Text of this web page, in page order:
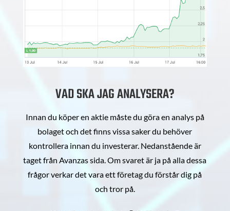
VAD SKA JAG ANALYSERA?
Innan du köper en aktie måste du göra en analys på
bolaget och det finns vissa saker du behöver
kontrollera innan du investerar. Nedanstående är
taget från Avanzas sida. Om svaret är ja på alla dessa
frågor verkar det vara ett företag du förstår dig på
och tror på.